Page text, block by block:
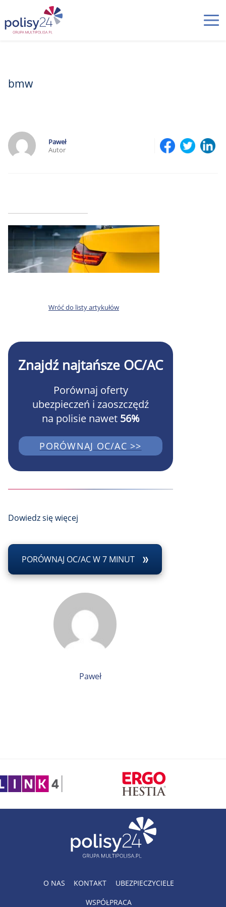
bmw
Paweł
Autor
Wróć do listy artykułów
Znajdź najtańsze OC/AC
Porównaj oferty
ubezpieczeń i zaoszczędź
na polisie nawet 56%
PORÓWNAJ OC/AC >>
Dowiedz się więcej
PORÓWNAJ OC/AC W 7 MINUT
Paweł
O NAS KONTAKT UBEZPIECZYCIELE
WSPÓŁPRACA